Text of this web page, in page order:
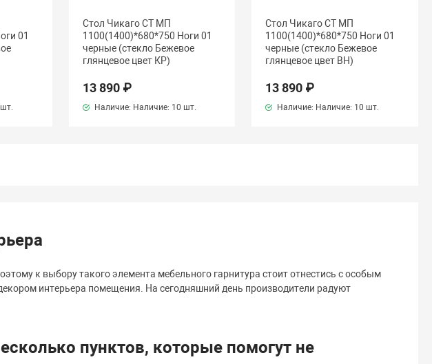
01
Стол Чикаго СТ МП
1100(1400)*680*750 Ноги 01
черные (стекло Бежевое
глянцевое цвет КР)
13 890 ₽
Наличие: Наличие: 10 шт.
Стол Чикаго СТ МП
1100(1400)*680*750 Ноги 01
черные (стекло Бежевое
глянцевое цвет ВН)
13 890 ₽
Наличие: Наличие: 10 шт.
к выбору такого элемента мебельного гарнитура стоит отнестись с особым
интерьера помещения. На сегодняшний день производители радуют
пунктов, которые помогут не